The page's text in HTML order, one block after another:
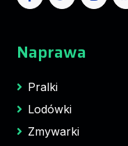
Naprawa
Pralki
Lodówki
Zmywarki